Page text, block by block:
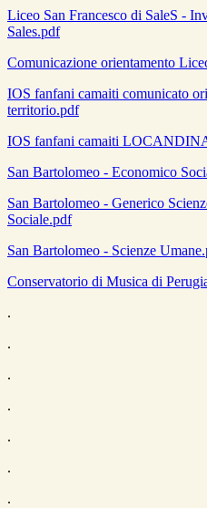
Liceo San Francesco di SaleS -
Sales.pdf
Comunicazione orientamento
IOS fanfani camaiti comunicato
territorio.pdf
IOS fanfani camaiti
San Bartolomeo - Economico
San Bartolomeo - Generico
Sociale.pdf
San Bartolomeo - Scienze
Conservatorio di Musica di
.
.
.
.
.
.
.